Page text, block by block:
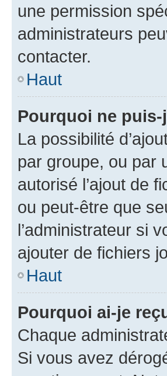
une permission
administrateurs
contacter.
Haut
Pourquoi ne
La possibilité
par groupe, ou par
autorisé l’ajout de
ou peut-être que
l’administrateur si
ajouter de fichiers
Haut
Pourquoi ai-je
Chaque
Si vous avez